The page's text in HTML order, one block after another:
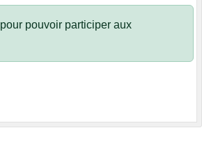
pour pouvoir participer aux